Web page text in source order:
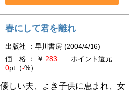
春にして君を離れ
出版社 ：早川書房 (2004/4/16)
価 格 ： ￥ 283 ポイント還元
0pt（-%）
優しい夫、よき子供に恵まれ、女